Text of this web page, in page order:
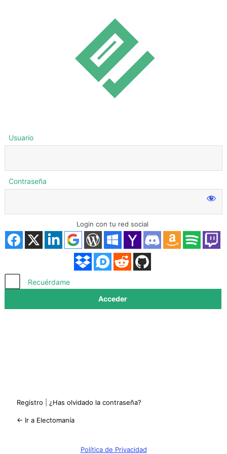
Acceder
Usuario
Contraseña
Login con tu red social
Recuérdame
Registro ¿Has olvidado la contraseña?
← Ir a Electomanía
Política de Privacidad